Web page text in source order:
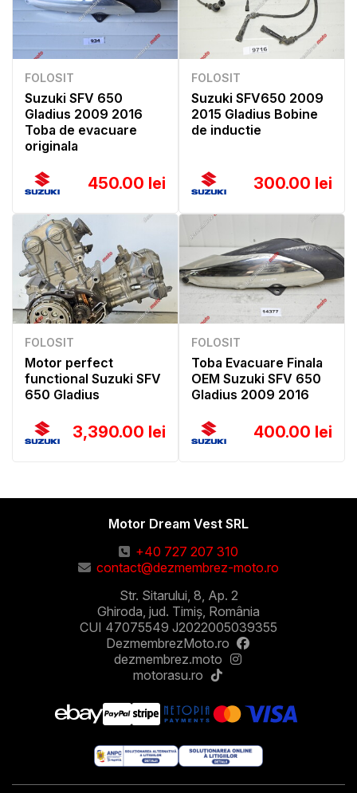
FOLOSIT
Suzuki SFV 650
Gladius 2009 2016
Toba de evacuare
originala
450.00 lei
FOLOSIT
Suzuki SFV650 2009
2015 Gladius Bobine
de inductie
300.00 lei
FOLOSIT
Motor perfect
functional Suzuki SFV
650 Gladius
3,390.00 lei
FOLOSIT
Toba Evacuare Finala
OEM Suzuki SFV 650
Gladius 2009 2016
400.00 lei
Motor Dream Vest SRL
+40 727 207 310
contact@dezmembrez-moto.ro
Str. Sitarului, 8, Ap. 2
Ghiroda, jud. Timiș, România
CUI 47075549 J2022005039355
DezmembrezMoto.ro
dezmembrez.moto
motorasu.ro